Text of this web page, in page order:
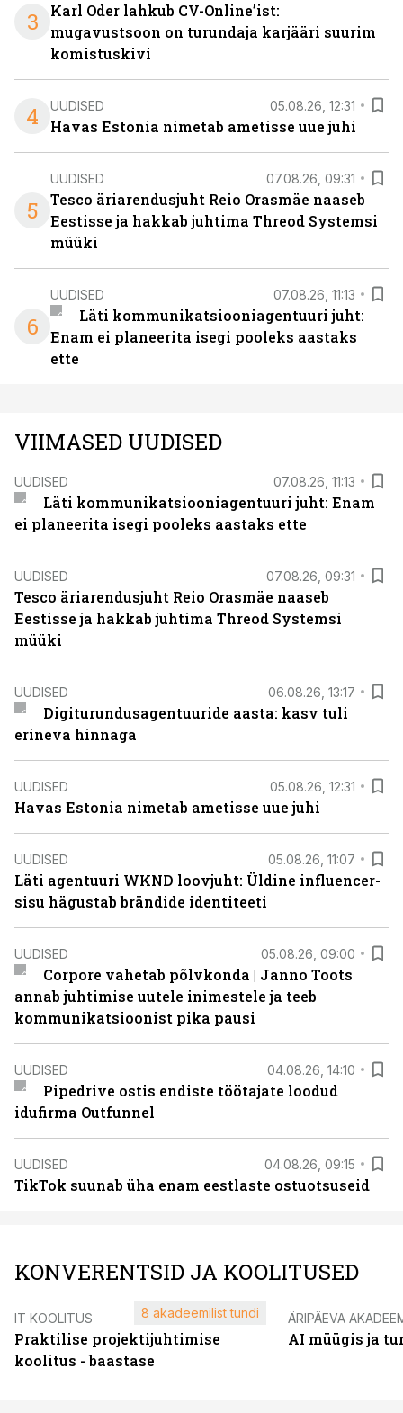
3
Karl Oder lahkub CV-Online’ist:
mugavustsoon on turundaja karjääri suurim
komistuskivi
4 UUDISED 05.08.26, 12:31
Havas Estonia nimetab ametisse uue juhi
5
UUDISED 07.08.26, 09:31
Tesco äriarendusjuht Reio Orasmäe naaseb
Eestisse ja hakkab juhtima Threod Systemsi
müüki
6
UUDISED 07.08.26, 11:13
Läti kommunikatsiooniagentuuri juht:
Enam ei planeerita isegi pooleks aastaks
ette
VIIMASED UUDISED
UUDISED 07.08.26, 11:13
Läti kommunikatsiooniagentuuri juht: Enam
ei planeerita isegi pooleks aastaks ette
UUDISED 07.08.26, 09:31
Tesco äriarendusjuht Reio Orasmäe naaseb
Eestisse ja hakkab juhtima Threod Systemsi
müüki
UUDISED 06.08.26, 13:17
Digiturundusagentuuride aasta: kasv tuli
erineva hinnaga
UUDISED 05.08.26, 12:31
Havas Estonia nimetab ametisse uue juhi
UUDISED 05.08.26, 11:07
Läti agentuuri WKND loovjuht: Üldine influencer-
sisu hägustab brändide identiteeti
UUDISED 05.08.26, 09:00
Corpore vahetab põlvkonda | Janno Toots
annab juhtimise uutele inimestele ja teeb
kommunikatsioonist pika pausi
UUDISED 04.08.26, 14:10
Pipedrive ostis endiste töötajate loodud
idufirma Outfunnel
UUDISED 04.08.26, 09:15
TikTok suunab üha enam eestlaste ostuotsuseid
KONVERENTSID JA KOOLITUSED
IT KOOLITUS
Praktilise projektijuhtimise
koolitus - baastase
8 akadeemilist tundi ÄRIPÄEVA
AI müügis ja